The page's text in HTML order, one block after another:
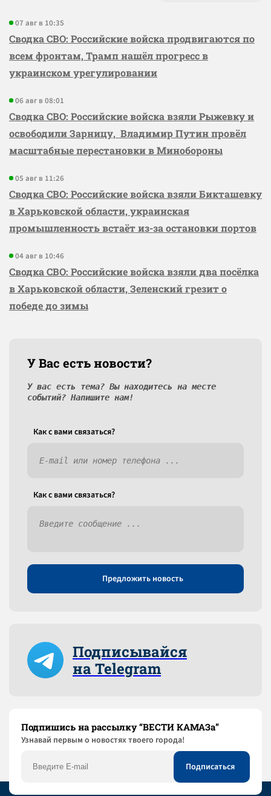
07 авг в 10:35
Сводка СВО: Российские войска продвигаются по
всем фронтам, Трамп нашёл прогресс в
украинском урегулировании
06 авг в 08:01
Сводка СВО: Российские войска взяли Рыжевку и
освободили Зарницу, Владимир Путин провёл
масштабные перестановки в Минобороны
05 авг в 11:26
Сводка СВО: Российские войска взяли Бикташевку
в Харьковской области, украинская
промышленность встаёт из-за остановки портов
04 авг в 10:46
Сводка СВО: Российские войска взяли два посёлка
в Харьковской области, Зеленский грезит о
победе до зимы
У Вас есть новости?
У вас есть тема? Вы находитесь на месте
событий? Напишите нам!
Как c вами связаться?
Как c вами связаться?
Предложить новость
Подписывайся
на Telegram
Подпишись на рассылку “ВЕСТИ КАМАЗа”
Узнaвай первым о новостях твоего города!